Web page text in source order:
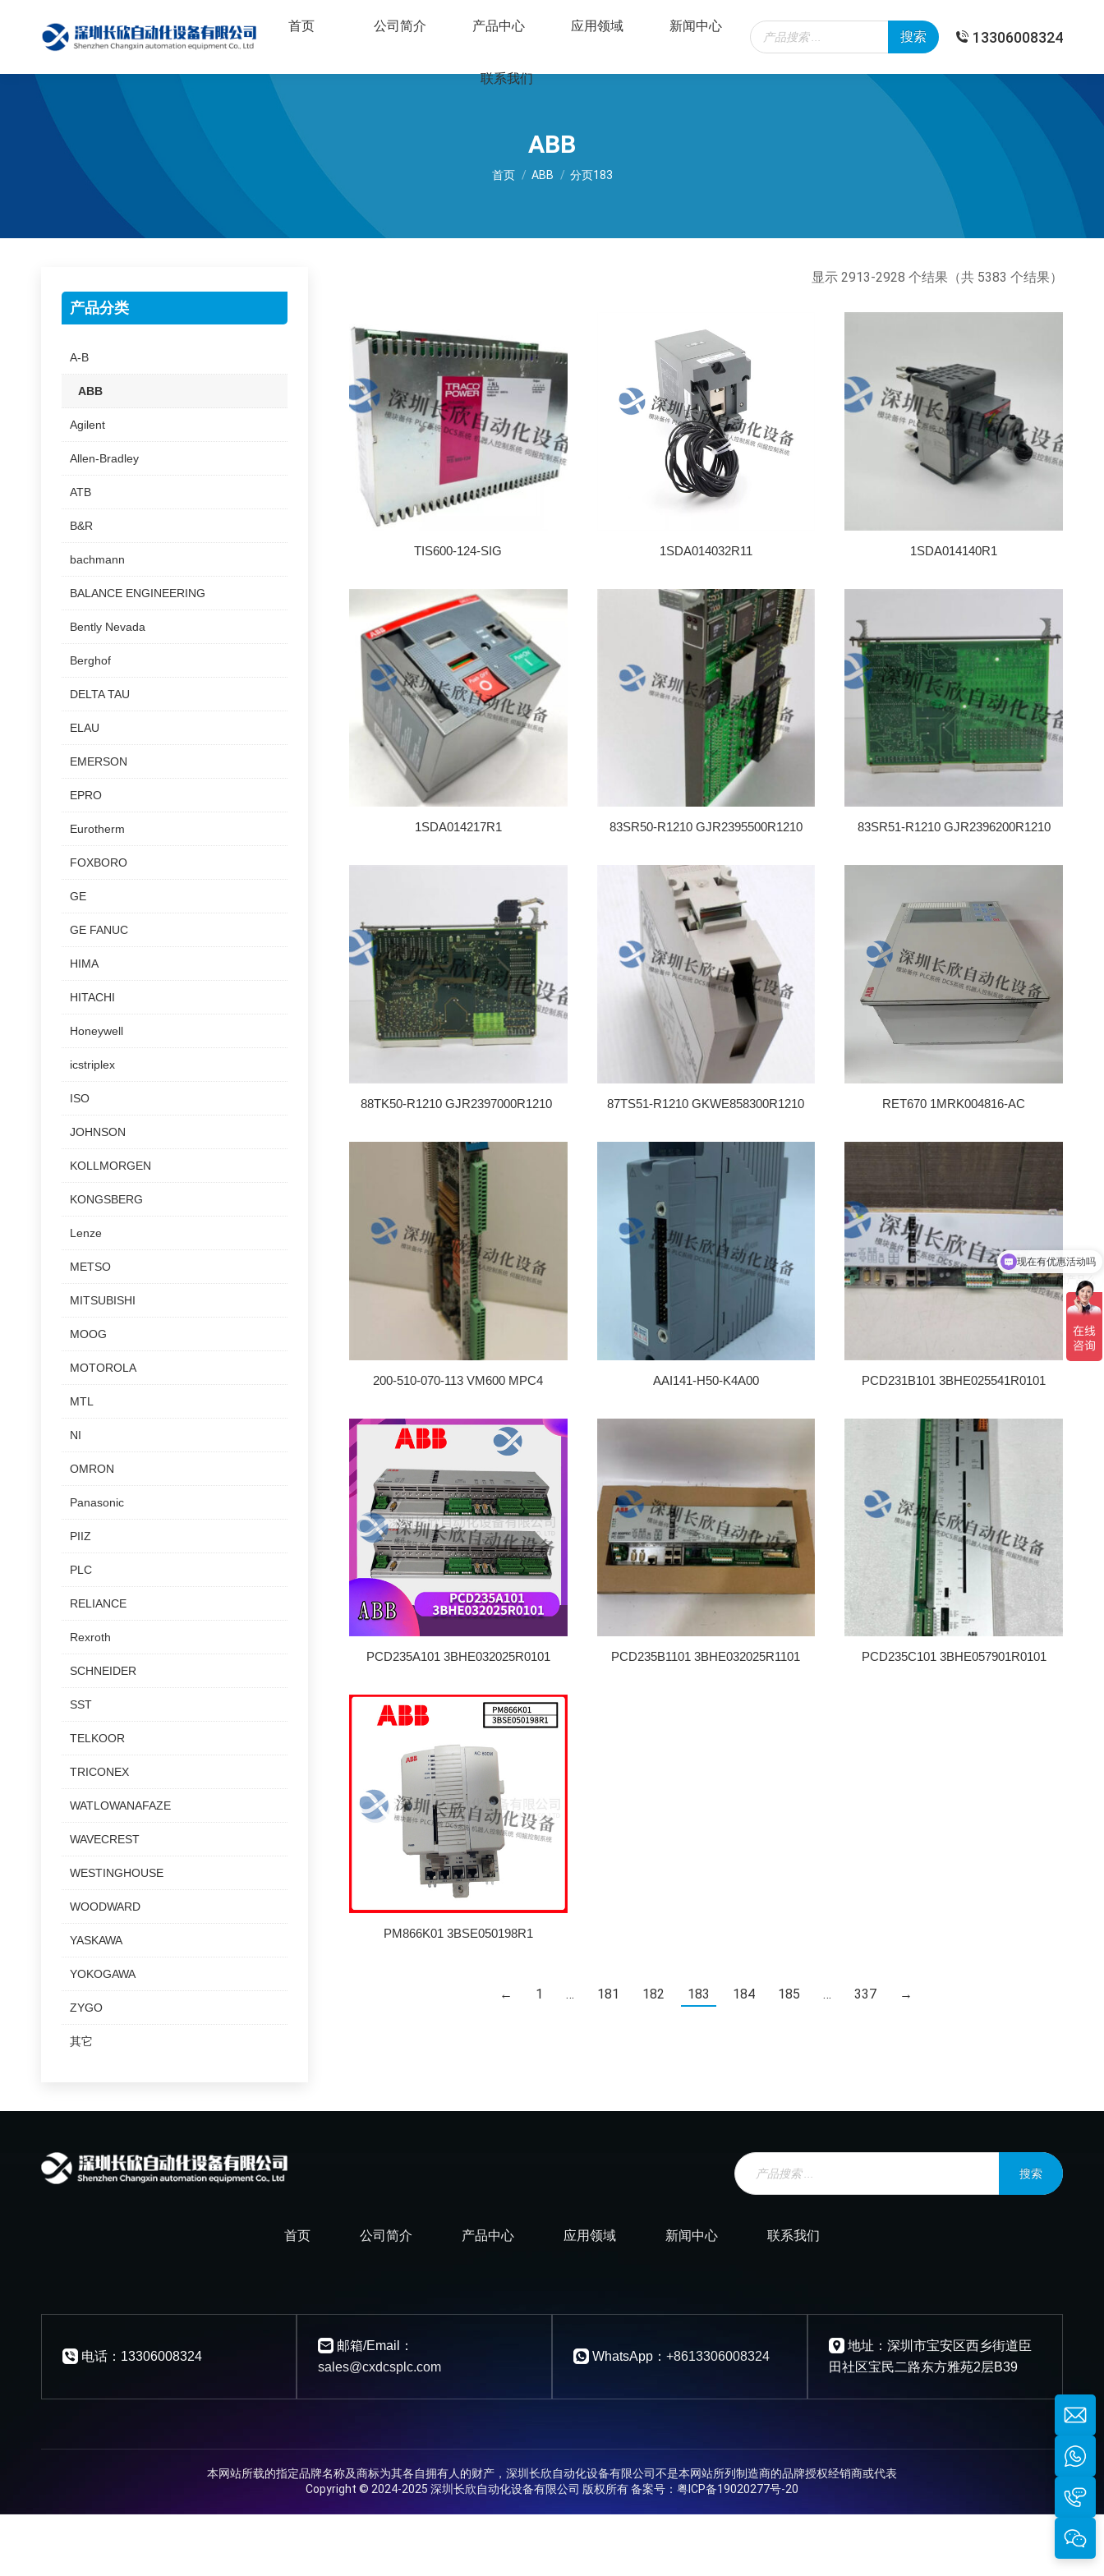
首页 公司简介 产品中心 应用领域 新闻中心
联系我们
Products
search
搜索 13306008324
ABB
您在这里：
首页 ABB 分页183
显示 2913-2928 个结果（共 5383 个结果）
新
TIS600-124-SIG 1SDA014032R11 1SDA014140R1
1SDA014217R1 83SR50-R1210 GJR2395500R1210 83SR51-R1210 GJR2396200R1210
88TK50-R1210 GJR2397000R1210 87TS51-R1210 GKWE858300R1210 RET670 1MRK004816-AC
200-510-070-113 VM600 MPC4 AAI141-H50-K4A00 PCD231B101 3BHE025541R0101
PCD235A101 3BHE032025R0101 PCD235B1101 3BHE032025R1101 PCD235C101 3BHE057901R0101
PM866K01 3BSE050198R1
← 1 … 181 182 183 184 185 … 337 →
产品分类
A-B
ABB
Agilent
Allen-Bradley
ATB
B&R
bachmann
BALANCE ENGINEERING
Bently Nevada
Berghof
DELTA TAU
ELAU
EMERSON
EPRO
Eurotherm
FOXBORO
GE
GE FANUC
HIMA
HITACHI
Honeywell
icstriplex
ISO
JOHNSON
KOLLMORGEN
KONGSBERG
Lenze
METSO
MITSUBISHI
MOOG
MOTOROLA
MTL
NI
OMRON
Panasonic
PIIZ
PLC
RELIANCE
Rexroth
SCHNEIDER
SST
TELKOOR
TRICONEX
WATLOWANAFAZE
WAVECREST
WESTINGHOUSE
WOODWARD
YASKAWA
YOKOGAWA
ZYGO
其它
Products
search
搜索
首页 公司简介 产品中心 应用领域 新闻中心 联系我们
电话：13306008324
邮箱/Email：
sales@cxdcsplc.com
WhatsApp： +8613306008324
地址：深圳市宝安区西乡街道臣
田社区宝民二路东方雅苑2层B39
本网站所载的指定品牌名称及商标为其各自拥有人的财产，深圳长欣自动化设备有限公司不是本网站所列制造商的品牌授权经销商或代表
Copyright © 2024-2025 深圳长欣自动化设备有限公司 版权所有 备案号： 粤ICP备19020277号-20
可以介绍下你们的产品么